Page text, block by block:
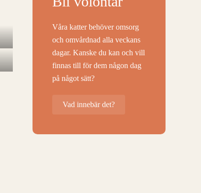
Våra katter behöver omsorg
och omvårdnad alla veckans
dagar. Kanske du kan och vill
finnas till för dem någon dag
på något sätt?
Vad innebär det?